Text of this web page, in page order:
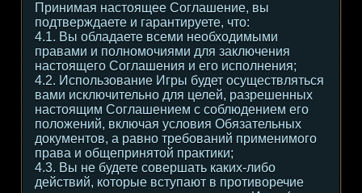
Принимая настоящее Соглашение, вы
подтверждаете и гарантируете, что:
4.1. Вы обладаете всеми необходимыми
правами и полномочиями для заключения
настоящего Соглашения и его исполнения;
4.2. Использование Игры будет осуществляться
вами исключительно для целей, разрешенных
настоящим Соглашением с соблюдением его
положений, включая условия Обязательных
документов, а равно требований применимого
права и общепринятой практики;
4.3. Вы не будете совершать каких-либо
действий, которые вступают в противоречие